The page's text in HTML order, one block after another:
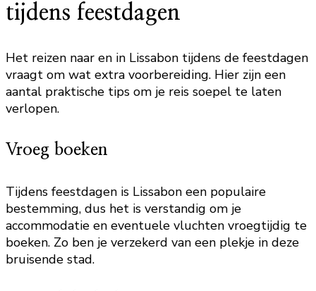
tijdens feestdagen
Het reizen naar en in Lissabon tijdens de feestdagen
vraagt om wat extra voorbereiding. Hier zijn een
aantal praktische tips om je reis soepel te laten
verlopen.
Vroeg boeken
Tijdens feestdagen is Lissabon een populaire
bestemming, dus het is verstandig om je
accommodatie en eventuele vluchten vroegtijdig te
boeken. Zo ben je verzekerd van een plekje in deze
bruisende stad.